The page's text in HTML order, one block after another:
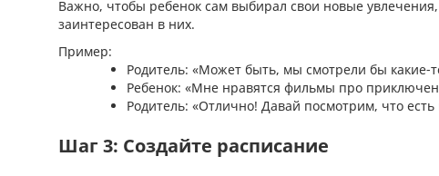
Важно, чтобы ребенок сам выбирал свои новые увлечения,
заинтересован в них.
Пример:
Родитель: «Может быть, мы смотрели бы какие-
Ребенок: «Мне нравятся фильмы про
Родитель: «Отлично! Давай посмотрим, что
Шаг 3: Создайте расписание